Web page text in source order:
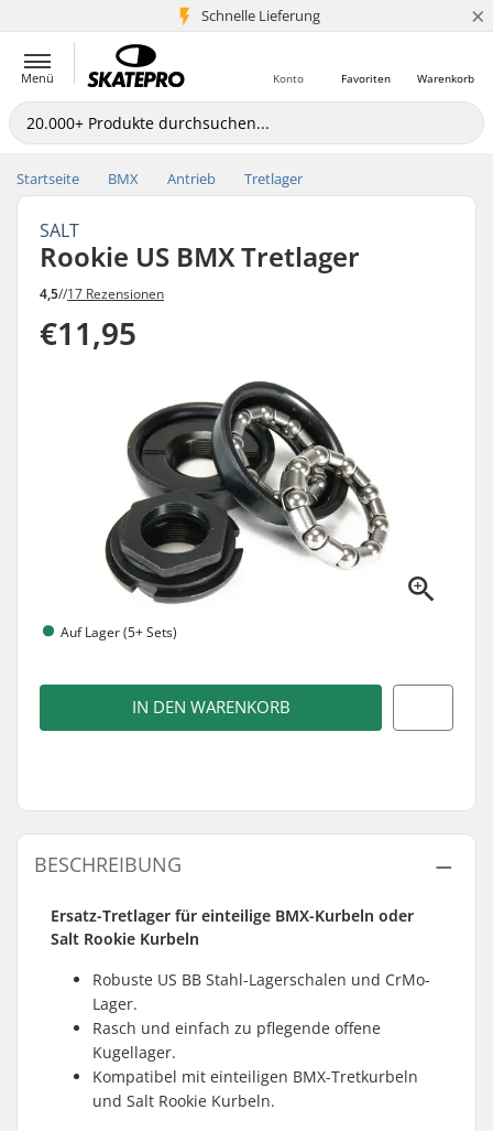
Schnelle Lieferung
5+ Mio. Kunden ×
Menü Warenkorb
Favoriten
Konto
Startseite BMX Antrieb Tretlager
SALT
Rookie US BMX Tretlager
4,5//17 Rezensionen
€11,95
Auf Lager (5+ Sets)
IN DEN WARENKORB
BESCHREIBUNG
Ersatz-Tretlager für einteilige BMX-Kurbeln oder
Salt Rookie Kurbeln
Robuste US BB Stahl-Lagerschalen und CrMo-
Lager.
Rasch und einfach zu pflegende offene
Kugellager.
Kompatibel mit einteiligen BMX-Tretkurbeln
und Salt Rookie Kurbeln.